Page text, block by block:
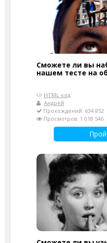
Сможете ли вы
нашем тесте на
HTML-код
Андрей
Прохождений: 634 852
Просмотров: 1 018 546